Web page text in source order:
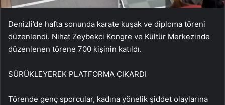
Denizli’de hafta sonunda karate kuşak ve diploma töreni
düzenlendi. Nihat Zeybekci Kongre ve Kültür Merkezinde
düzenlenen törene 700 kişinin katıldı.
SÜRÜKLEYEREK PLATFORMA ÇIKARDI
Törende genç sporcular, kadına yönelik şiddet olaylarına